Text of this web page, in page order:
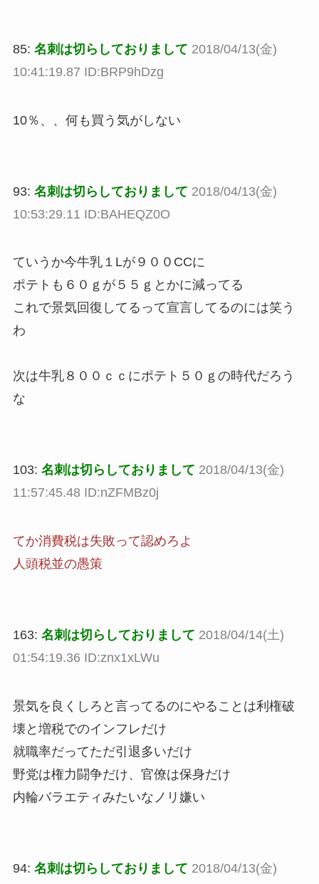
85: 名刺は切らしておりまして 2018/04/13(金)
10:41:19.87 ID:BRP9hDzg
10％、、何も買う気がしない
93: 名刺は切らしておりまして 2018/04/13(金)
10:53:29.11 ID:BAHEQZ0O
ていうか今牛乳１Lが９００CCに
ポテトも６０ｇが５５ｇとかに減ってる
これで景気回復してるって宣言してるのには笑う
わ
次は牛乳８００ｃｃにポテト５０ｇの時代だろう
な
103: 名刺は切らしておりまして 2018/04/13(金)
11:57:45.48 ID:nZFMBz0j
てか消費税は失敗って認めろよ
人頭税並の愚策
163: 名刺は切らしておりまして 2018/04/14(土)
01:54:19.36 ID:znx1xLWu
景気を良くしろと言ってるのにやることは利権破
壊と増税でのインフレだけ
就職率だってただ引退多いだけ
野党は権力闘争だけ、官僚は保身だけ
内輪バラエティみたいなノリ嫌い
94: 名刺は切らしておりまして 2018/04/13(金)